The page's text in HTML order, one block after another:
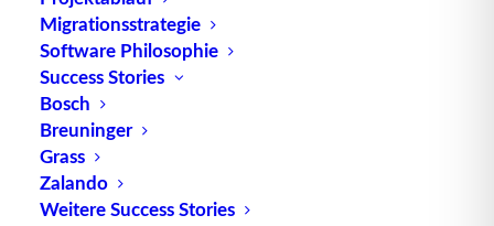
Migrationsstrategie
Software Philosophie
Success Stories
Bosch
Breuninger
Grass
Zalando
Weitere Success Stories
Yard
Management
engl. für Hofmanagement